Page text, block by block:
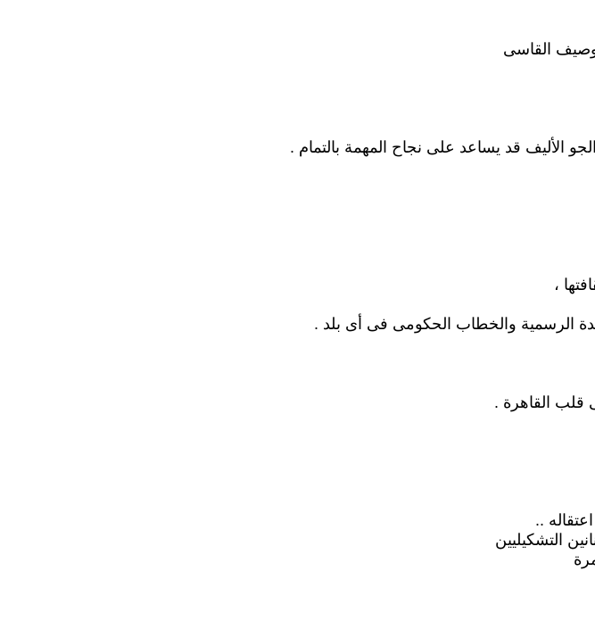
القاسى
الأليف قد يساعد على نجاح المهمة بالتمام .
،
الرسمية والخطاب الحكومى فى أى بلد .
قلب القاهرة .
..
التشكيليين